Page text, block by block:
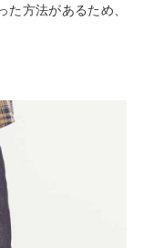
方法があるため、